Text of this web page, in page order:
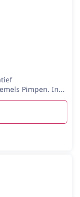
Pimpen. In...